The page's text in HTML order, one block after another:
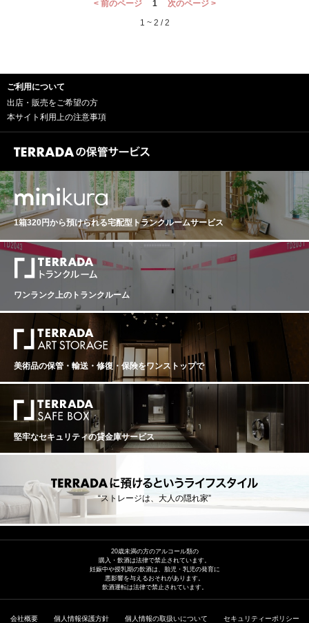
滑らかなテクスチャーで、タンニンは非常にシルキー。
ロッケ・ディ・カスティリオーネよりもしっかりとした
ly Aromas of forest berry, new leather, dark spice and ca
mphor come to the forefront on this gorgeous red. Full-bo
died and delicious, the elegantly structured palate doles
e bright acidity lends youthful, nervous tension. Taut, refi
Drink 2026?2038. ― Kerin O’Keefe ワインアドヴォケイ
ト：95+ ポイント RP 95+ Reviewed by: Monica Larner
Drink Date: 2024 - 2040 The 2018 Barolo Villero is laser
sharp and etched with ferrous mineral notes next to wild
berry, cherry, cola, campfire ash and grilled rosemary. Thi
s elegant, mid-weight wine shows a very long finish and
should not disappoint on the cellar-aging front. It should
hold well past the 20-year mark. Published: Aug 12, 202
2
932年に若くして急逝。世界大戦による混乱期もあり195
980年代後半になりジャティントの娘2人が参画し、今日
チェスが主に醸造を行い4代目当主として夫婦2人で力を
合わせる。 代々畑に対する強いこだわりを持ち続けてお
ト村には全バローロ中でも歴史的にトップクラスに評価
レーロ、ガルブレット・スエ（別名；アルテナッソ）を
所有し、そして隣村セッラルンガ・ダルバにバローロで
は大変に珍しい単独所有するクリュ、ブレアから見事な
バローロを造り出す。 「バローロ・ロッケ・ディ・カス
ティリオーネ」は、カスティリオーネ・ファレットの著
名な畑でバローロで一番とも言われる急斜面、標高300
～350mに位置する南東向きの畑。朝日を浴びる方角、谷
からの涼しい風通し、そして砂質を多く含む土壌が重要
な役割を果たし、芳香性高く華やかでエレガントさが常
に表れシルキーなタンニンと複雑味を持つ。 Brovia Baro
lo Rocche di Castiglione ブロヴィア バローロ・ロッケ・
ディ・カスティリオーネ 生産地：イタリア ピエモンテ州
バローロ 原産地呼称：DOCG. BAROLO ぶどう品種：ネ
ッビオーロ 100% アルコール度数：14.5% 味わい：赤ワ
イン 辛口 フルボディ ワイン エンスージアスト：98 ポイ
ント Brovia 2018 Rocche di Castiglione Nebbiolo (Barol
o) Barolo, Piedmont, Italy Drop-dead gorgeous and utterl
y delicious, this dazzling, fragrant red opens with heady
aromas of iris, forest berry, new leather and culinary spic
e. The elegantly structured, focused palate features juicy
red cherry, spiced cranberry, cinnamon and star anise be
fore a savory, almost salty close. Firm, refined tannins pr
ovide support while bright acidity keeps it energized and
y: Monica Larner Drink Date: 2024 - 2040 Alex Sanchez
makes memorable wines. His Brovia 2018 Barolo Rocch
e di Castiglione hits close to home, as this vineyard in C
astiglione Falletto is especially elegant and well manage
ances, wildflower and crushed stone. The mineral signat
ure adds beautiful focus. Published: Aug 12, 2022
< 前のページ 1
次のページ >
1 ~ 2 / 2
ご利用について
出店・販売をご希望の方
本サイト利用上の注意事項
1箱320円から預けられる宅配型トランクルームサービス
ワンランク上のトランクルーム
美術品の保管・輸送・修復・保険をワンストップで
堅牢なセキュリティの貸金庫サービス
“ストレージは、大人の隠れ家”
20歳未満の方のアルコール類の
購入・飲酒は法律で禁止されています。
妊娠中や授乳期の飲酒は、胎児・乳児の発育に
悪影響を与えるおそれがあります。
飲酒運転は法律で禁止されています。
会社概要 個人情報保護方針 個人情報の取扱いについて セキュリティーポリシー